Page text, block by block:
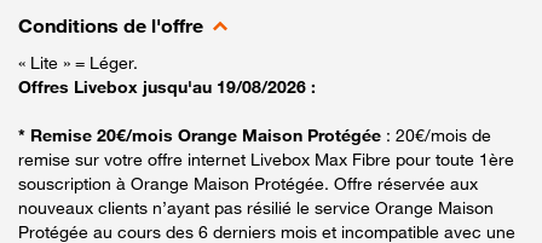
Conditions de l'offre
« Lite » = Léger.
Offres Livebox jusqu'au 19/08/2026 :
* Remise 20€/mois Orange Maison Protégée : 20€/mois de
remise sur votre offre internet Livebox Max Fibre pour toute 1ère
souscription à Orange Maison Protégée. Offre réservée aux
nouveaux clients n’ayant pas résilié le service Orange Maison
Protégée au cours des 6 derniers mois et incompatible avec une